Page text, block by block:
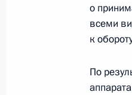
21
о
всеми
к
По